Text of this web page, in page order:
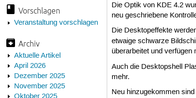
Vorschlagen
Veranstaltung vorschlagen
Archiv
Aktuelle Artikel
April 2026
Dezember 2025
November 2025
Die Optik von KDE 4.2
neu geschriebene
Die Desktopeffekte
etwaige schwarze
überarbeitet und verfügen
Auch die Desktopshell
mehr.
Neu hinzugekommen